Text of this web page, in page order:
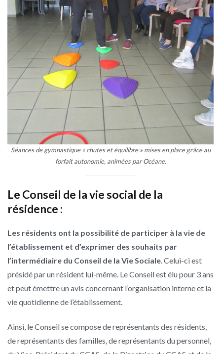
Séances de gymnastique « chutes et équilibre » mises en place grâce au
forfait autonomie, animées par Océane.
Le Conseil de la vie social de la
résidence :
Les résidents ont la possibilité de participer à la vie de
l’établissement et d’exprimer des souhaits par
l’intermédiaire du Conseil de la Vie Sociale . Celui-ci est
présidé par un résident lui-même. Le Conseil est élu pour 3 ans
et peut émettre un avis concernant l’organisation interne et la
vie quotidienne de l’établissement.
Ainsi, le Conseil se compose de représentants des résidents,
de représentants des familles, de représentants du personnel,